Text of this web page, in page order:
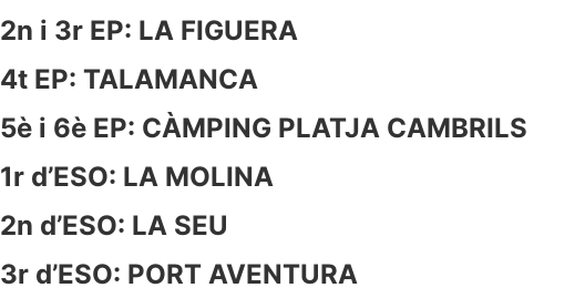
2n i 3r EP: LA FIGUERA
4t EP: TALAMANCA
5è i 6è EP: CÀMPING PLATJA CAMBRILS
1r d’ESO: LA MOLINA
2n d’ESO: LA SEU
3r d’ESO: PORT AVENTURA